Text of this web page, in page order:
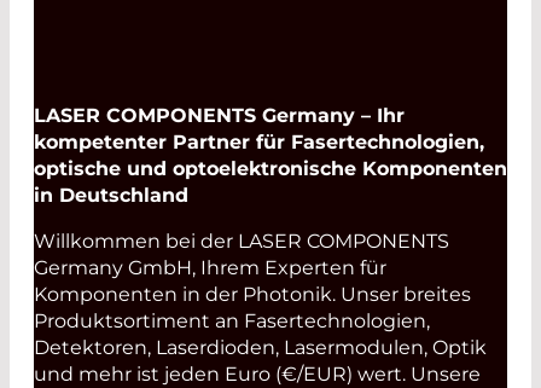
LASER COMPONENTS Germany – Ihr
kompetenter Partner für Fasertechnologien,
optische und optoelektronische Komponenten
in Deutschland
Willkommen bei der LASER COMPONENTS
Germany GmbH, Ihrem Experten für
Komponenten in der Photonik. Unser breites
Produktsortiment an Fasertechnologien,
Detektoren, Laserdioden, Lasermodulen, Optik
und mehr ist jeden Euro (€/EUR) wert. Unsere